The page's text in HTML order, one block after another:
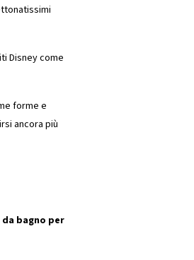
Disney come
forme e
ancora più
bagno per